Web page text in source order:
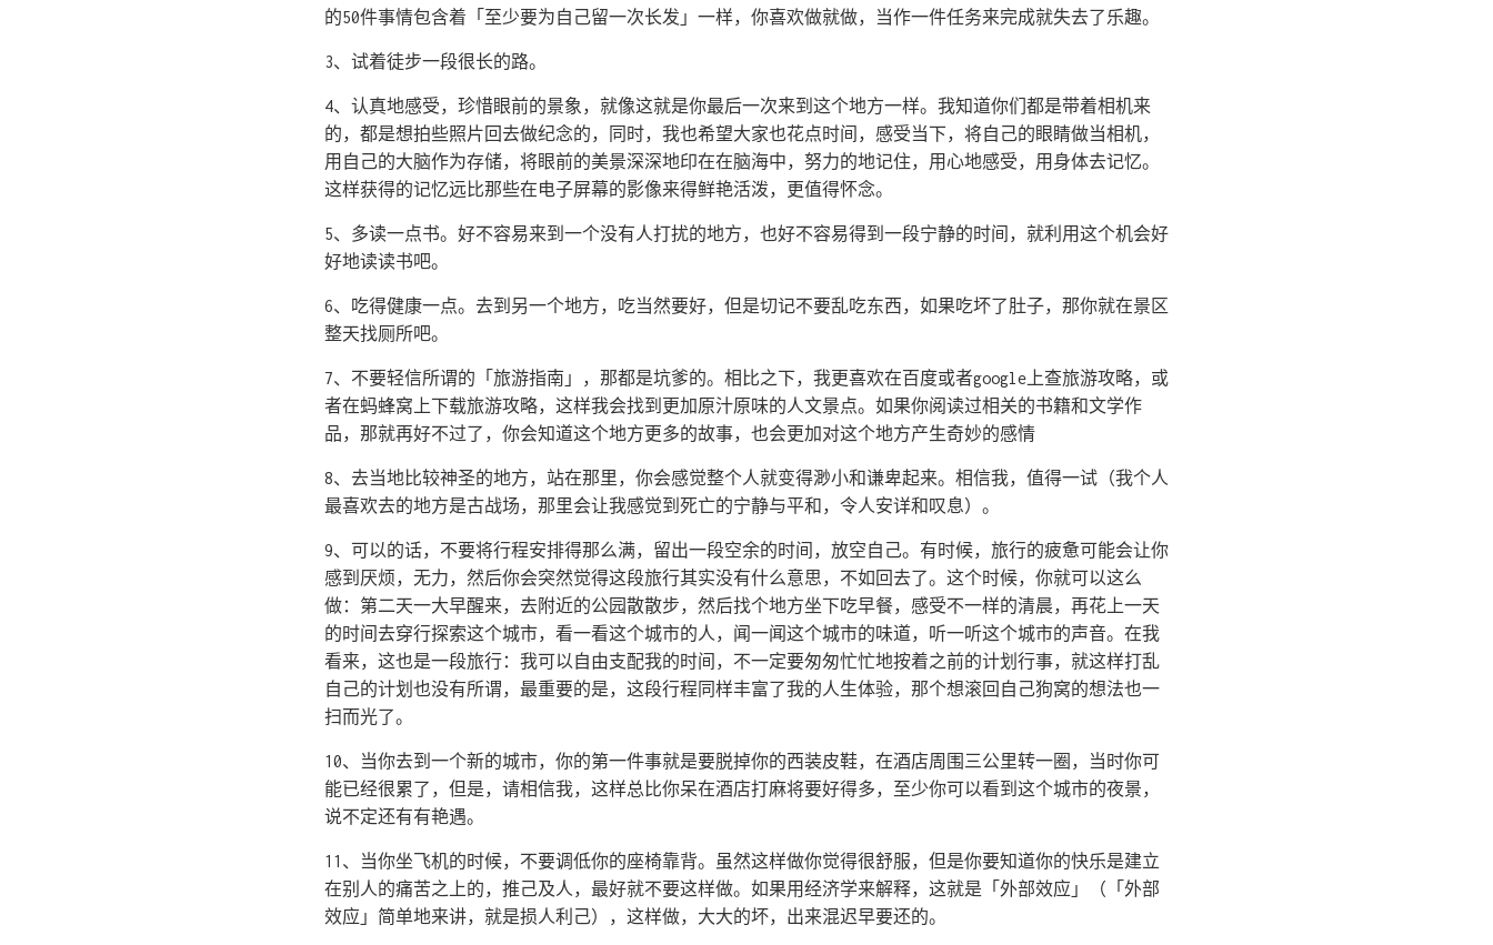
的50件事情包含着「至少要为自己留一次长发」一样，你喜欢做就做，当作一件任务来完成就失去了乐趣。
3、试着徒步一段很长的路。
4、认真地感受，珍惜眼前的景象，就像这就是你最后一次来到这个地方一样。我知道你们都是带着相机来
的，都是想拍些照片回去做纪念的，同时，我也希望大家也花点时间，感受当下，将自己的眼睛做当相机，
用自己的大脑作为存储，将眼前的美景深深地印在在脑海中，努力的地记住，用心地感受，用身体去记忆。
这样获得的记忆远比那些在电子屏幕的影像来得鲜艳活泼，更值得怀念。
5、多读一点书。好不容易来到一个没有人打扰的地方，也好不容易得到一段宁静的时间，就利用这个机会好
好地读读书吧。
6、吃得健康一点。去到另一个地方，吃当然要好，但是切记不要乱吃东西，如果吃坏了肚子，那你就在景区
整天找厕所吧。
7、不要轻信所谓的「旅游指南」，那都是坑爹的。相比之下，我更喜欢在百度或者google上查旅游攻略，或
者在蚂蜂窝上下载旅游攻略，这样我会找到更加原汁原味的人文景点。如果你阅读过相关的书籍和文学作
品，那就再好不过了，你会知道这个地方更多的故事，也会更加对这个地方产生奇妙的感情
8、去当地比较神圣的地方，站在那里，你会感觉整个人就变得渺小和谦卑起来。相信我，值得一试（我个人
最喜欢去的地方是古战场，那里会让我感觉到死亡的宁静与平和，令人安详和叹息）。
9、可以的话，不要将行程安排得那么满，留出一段空余的时间，放空自己。有时候，旅行的疲惫可能会让你
感到厌烦，无力，然后你会突然觉得这段旅行其实没有什么意思，不如回去了。这个时候，你就可以这么
做：第二天一大早醒来，去附近的公园散散步，然后找个地方坐下吃早餐，感受不一样的清晨，再花上一天
的时间去穿行探索这个城市，看一看这个城市的人，闻一闻这个城市的味道，听一听这个城市的声音。在我
看来，这也是一段旅行：我可以自由支配我的时间，不一定要匆匆忙忙地按着之前的计划行事，就这样打乱
自己的计划也没有所谓，最重要的是，这段行程同样丰富了我的人生体验，那个想滚回自己狗窝的想法也一
扫而光了。
10、当你去到一个新的城市，你的第一件事就是要脱掉你的西装皮鞋，在酒店周围三公里转一圈，当时你可
能已经很累了，但是，请相信我，这样总比你呆在酒店打麻将要好得多，至少你可以看到这个城市的夜景，
说不定还有有艳遇。
11、当你坐飞机的时候，不要调低你的座椅靠背。虽然这样做你觉得很舒服，但是你要知道你的快乐是建立
在别人的痛苦之上的，推己及人，最好就不要这样做。如果用经济学来解释，这就是「外部效应」（「外部
效应」简单地来讲，就是损人利己），这样做，大大的坏，出来混迟早要还的。